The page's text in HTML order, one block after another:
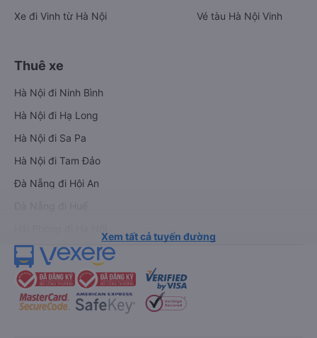
Xe đi Vinh từ Hà Nội
Vé tàu Hà Nội Vinh
Thuê xe
Hà Nội đi Ninh Bình
Hà Nội đi Hạ Long
Hà Nội đi Sa Pa
Hà Nội đi Tam Đảo
Đà Nẵng đi Hội An
Xem tất cả tuyến đường